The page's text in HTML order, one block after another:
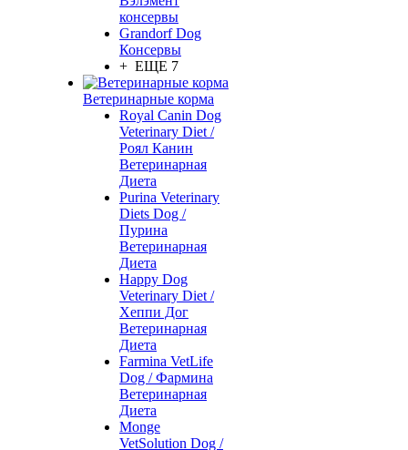
консервы
Grandorf Dog
Консервы
+ ЕЩЕ 7
Ветеринарные корма
Royal Canin Dog
Veterinary Diet /
Роял Канин
Ветеринарная
Диета
Purina Veterinary
Diets Dog /
Пурина
Ветеринарная
Диета
Happy Dog
Veterinary Diet /
Хеппи Дог
Ветеринарная
Диета
Farmina VetLife
Dog / Фармина
Ветеринарная
Диета
Monge
VetSolution Dog /